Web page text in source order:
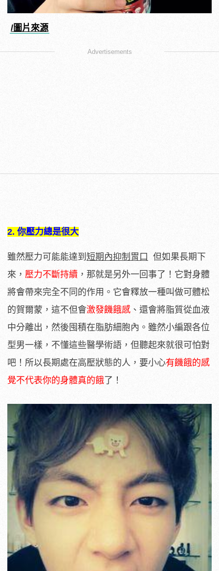
/圖片來源
Advertisements
2. 你壓力總是很大
雖然壓力可能能達到 短期內抑制胃口
但如果長期下
來， 壓力不斷持續 ，那就是另外一回事了！它對身體
將會帶來完全不同的作用。它會釋放一種叫做可體松
的賀爾蒙，這不但會激發饑餓感 、還會將脂質從血液
中分離出，然後囤積在脂肪細胞內。雖然小編跟各位
型男一樣，不懂這些醫學術語，但聽起來就很可怕對
吧！所以長期處在高壓狀態的人，要小心有饑餓的感
覺不代表你的身體真的餓 了！